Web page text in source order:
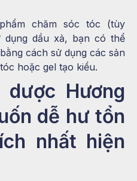
chăm sóc tóc (tùy
dụng dầu xả, bạn có thể
cách sử dụng các sản
hoặc gel tạo kiểu.
Hương
dễ hư tổn
nhất hiện